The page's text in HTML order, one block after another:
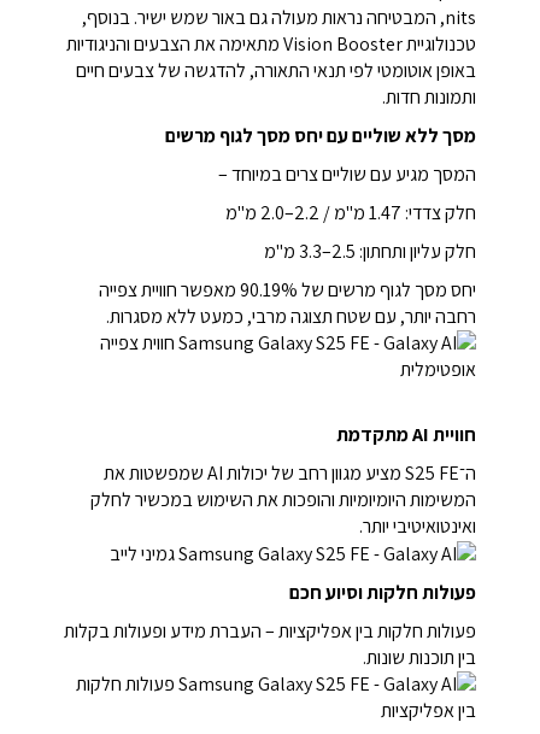
nits, המבטיחה נראות מעולה גם באור שמש ישיר. בנוסף,
טכנולוגיית Vision Booster מתאימה את הצבעים והניגודיות
באופן אוטומטי לפי תנאי התאורה, להדגשה של צבעים חיים
ותמונות חדות.
מסך ללא שוליים עם יחס מסך לגוף מרשים
המסך מגיע עם שוליים צרים במיוחד –
חלק צדדי: 1.47 מ"מ / 2.2–2.0 מ"מ
חלק עליון ותחתון: 2.5–3.3 מ"מ
יחס מסך לגוף מרשים של 90.19% מאפשר חוויית צפייה
רחבה יותר, עם שטח תצוגה מרבי, כמעט ללא מסגרות.
חוויית AI מתקדמת
ה־S25 FE מציע מגוון רחב של יכולות AI שמפשטות את
המשימות היומיומיות והופכות את השימוש במכשיר לחלק
ואינטואיטיבי יותר.
פעולות חלקות וסיוע חכם
פעולות חלקות בין אפליקציות – העברת מידע ופעולות בקלות
בין תוכנות שונות.